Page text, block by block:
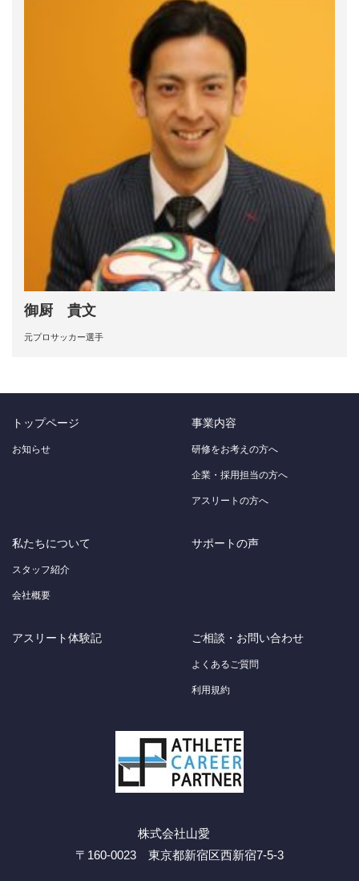
御厨 貴文
元プロサッカー選手
トップページ
お知らせ
事業内容
研修をお考えの方へ
企業・採用担当の方へ
アスリートの方へ
私たちについて
スタッフ紹介
会社概要
サポートの声
アスリート体験記 ご相談・お問い合わせ
よくあるご質問
利用規約
株式会社山愛
〒160-0023 東京都新宿区西新宿7-5-3